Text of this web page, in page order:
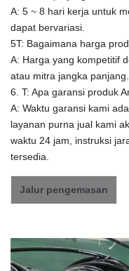
A: 5 ~ 8 hari kerja untuk
dapat bervariasi.
5T: Bagaimana harga
A: Harga yang kompetitif
atau mitra jangka panjang.
6. T: Apa garansi produk
A: Waktu garansi kami
layanan purna jual kami
waktu 24 jam, instruksi
tersedia.
Jalur pengemasan